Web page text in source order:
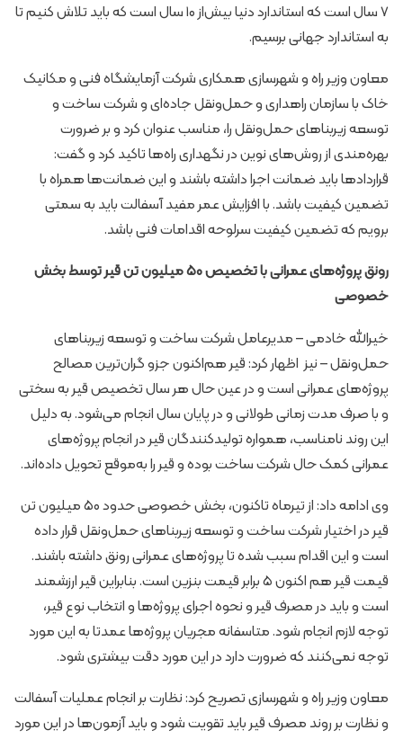
۷ سال است که استاندارد دنیا بیش‌از ۱۰ سال است که باید تلاش کنیم تا
به استاندارد جهانی برسیم.
معاون وزیر راه و شهرسازی همکاری شرکت آزمایشگاه فنی و مکانیک
خاک با سازمان راهداری و حمل‌ونقل جاده‌ای و شرکت ساخت و
توسعه زیربناهای حمل‌ونقل را، مناسب عنوان کرد و بر ضرورت
بهره‌مندی از روش‌های نوین در نگهداری راه‌ها تاکید کرد و گفت:
قراردادها باید ضمانت اجرا داشته باشند و این ضمانت‌ها همراه با
تضمین کیفیت باشد. با افزایش عمر مفید آسفالت باید به سمتی
برویم که تضمین کیفیت سرلوحه اقدامات فنی باشد.
رونق پروژه‌های عمرانی با تخصیص ۵۰ میلیون تن قیر توسط بخش
خصوصی
خیرالله خادمی – مدیرعامل شرکت ساخت و توسعه زیربناهای
حمل‌ونقل – نیز اظهار کرد: قیر هم‌اکنون جزو گران‌ترین مصالح
پروژه‌های عمرانی است و در عین حال هر سال تخصیص قیر به سختی
و با صرف مدت زمانی طولانی و در پایان سال انجام می‌شود. به دلیل
این روند نامناسب، همواره تولیدکنندگان قیر در انجام پروژه‌های
عمرانی کمک حال شرکت ساخت بوده‌ و قیر را به‌موقع تحویل داده‌اند.
وی ادامه داد: از تیرماه تاکنون، بخش خصوصی حدود ۵۰ میلیون تن
قیر در اختیار شرکت ساخت و توسعه زیربناهای حمل‌ونقل قرار داده
است و این اقدام سبب شده تا پروژه‌های عمرانی رونق داشته باشند.
قیمت قیر هم اکنون ۵ برابر قیمت بنزین است. بنابراین قیر ارزشمند
است و باید در مصرف قیر و نحوه اجرای پروژه‌ها و انتخاب نوع قیر،
توجه لازم انجام شود. متاسفانه مجریان پروژه‌ها عمدتا به این مورد
توجه نمی‌کنند که ضرورت دارد در این مورد دقت بیشتری شود.
معاون وزیر راه و شهرسازی تصریح کرد: نظارت بر انجام عملیات آسفالت
و نظارت بر روند مصرف قیر باید تقویت شود و باید آزمون‌ها در این مورد